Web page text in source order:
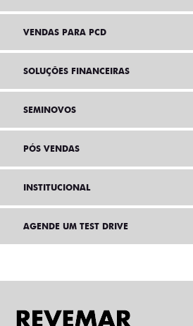
VENDAS PARA PCD
SOLUÇÕES FINANCEIRAS
SEMINOVOS
PÓS VENDAS
INSTITUCIONAL
AGENDE UM TEST DRIVE